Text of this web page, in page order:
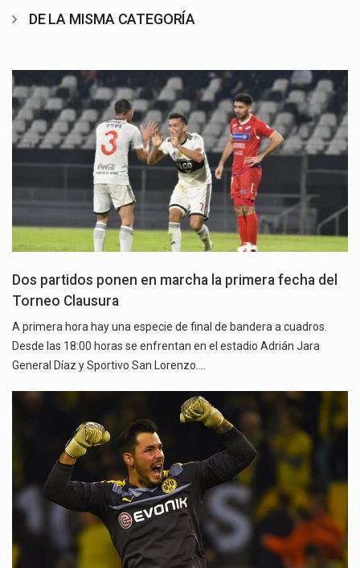
DE LA MISMA CATEGORÍA
Dos partidos ponen en marcha la primera fecha del
Torneo Clausura
A primera hora hay una especie de final de bandera a cuadros.
Desde las 18:00 horas se enfrentan en el estadio Adrián Jara
General Díaz y Sportivo San Lorenzo.…